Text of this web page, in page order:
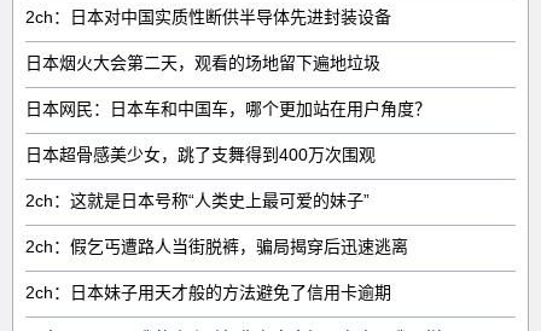
2ch：日本对中国实质性断供半导体先进封装设备
日本烟火大会第二天，观看的场地留下遍地垃圾
日本网民：日本车和中国车，哪个更加站在用户角度？
日本超骨感美少女，跳了支舞得到400万次围观
2ch：这就是日本号称“人类史上最可爱的妹子”
2ch：假乞丐遭路人当街脱裤，骗局揭穿后迅速逃离
2ch：日本妹子用天才般的方法避免了信用卡逾期